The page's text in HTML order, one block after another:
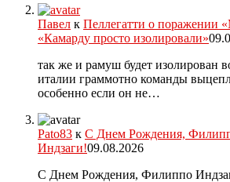
Павел к Пеллегатти о поражении
«Камарду просто изолировали»
так же и рамуш будет изолирован
италии граммотно команды
особенно если он не…
Pato83 к С Днем Рождения,
Индзаги!09.08.2026
С Днем Рождения, Филиппо